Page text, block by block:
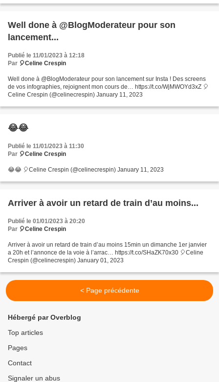
Well done à @BlogModerateur pour son
lancement...
Publié le 11/01/2023 à 12:18
Par 🎈Celine Crespin
Well done à @BlogModerateur pour son lancement sur Insta ! Des screens
de vos infographies, rejoignent mon cours de… https://t.co/WjMWOYd3xZ 🎈
Celine Crespin (@celinecrespin) January 11, 2023
😂😂
Publié le 11/01/2023 à 11:30
Par 🎈Celine Crespin
😂😂 🎈Celine Crespin (@celinecrespin) January 11, 2023
Arriver à avoir un retard de train d’au moins...
Publié le 01/01/2023 à 20:20
Par 🎈Celine Crespin
Arriver à avoir un retard de train d’au moins 15min un dimanche 1er janvier
a 20h et l’annonce de la voie à l’arrac… https://t.co/SHaZK70x30 🎈Celine
Crespin (@celinecrespin) January 01, 2023
< Page précédente
Hébergé par Overblog
Top articles
Pages
Contact
Signaler un abus